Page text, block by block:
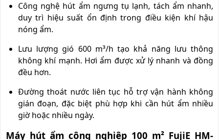
Công nghệ hút ẩm ngưng tụ lạnh, tách ẩm nhanh,
duy trì hiệu suất ổn định trong điều kiện khí hậu
nóng ẩm.
Lưu lượng gió 600 m³/h tạo khả năng lưu thông
không khí mạnh. Hơi ẩm được xử lý nhanh và đồng
đều hơn.
Đường thoát nước liên tục hỗ trợ vận hành không
gián đoạn, đặc biệt phù hợp khi cần hút ẩm nhiều
giờ hoặc nhiều ngày.
Máy hút ẩm công nghiệp 100 m² FujiE HM-